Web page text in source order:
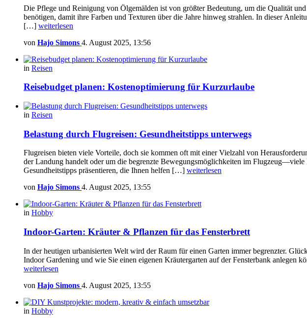
Die Pflege und Reinigung von Ölgemälden ist von größter Bedeutung, um die Qualität
benötigen, damit ihre Farben und Texturen über die Jahre hinweg strahlen. In dieser
[…] weiterlesen
von Hajo Simons 4. August 2025, 13:56
in Reisen
Reisebudget planen: Kostenoptimierung für Kurzurlaube
in Reisen
Belastung durch Flugreisen: Gesundheitstipps unterwegs
Flugreisen bieten viele Vorteile, doch sie kommen oft mit einer Vielzahl von
der Landung handelt oder um die begrenzte Bewegungsmöglichkeiten im
Gesundheitstipps präsentieren, die Ihnen helfen […] weiterlesen
von Hajo Simons 4. August 2025, 13:55
in Hobby
Indoor-Garten: Kräuter & Pflanzen für das Fensterbrett
In der heutigen urbanisierten Welt wird der Raum für einen Garten immer begrenzter.
Indoor Gardening und wie Sie einen eigenen Kräutergarten auf der Fensterbank
weiterlesen
von Hajo Simons 4. August 2025, 13:55
in Hobby